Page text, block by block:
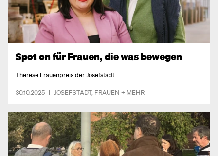
Spot on für Frauen, die was bewegen
Therese Frauenpreis der Josefstadt
30.10.2025 | JOSEFSTADT, FRAUEN + MEHR